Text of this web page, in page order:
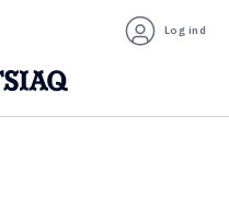
Log ind